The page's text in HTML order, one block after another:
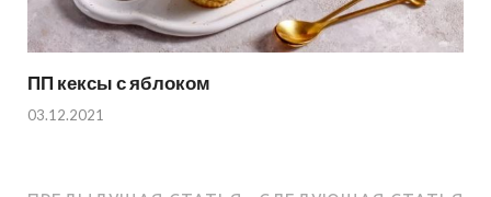
ПП кексы с яблоком
03.12.2021